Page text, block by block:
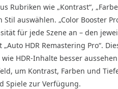
Rubriken wie „Kontrast“,
auswählen. „Color Booster
für jede Szene an – den
HDR Remastering Pro“.
wie HDR-Inhalte besser
um Kontrast, Farben und
Spiele zur Verfügung.